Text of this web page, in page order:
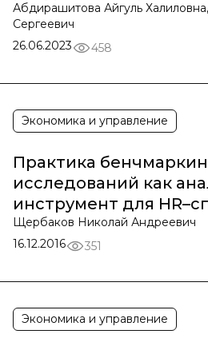
Абдирашитова Айгуль
Сергеевич
26.06.2023
458
Экономика и управление
Практика
исследований как
инструмент для
Щербаков Николай Андреевич
16.12.2016
351
Экономика и управление